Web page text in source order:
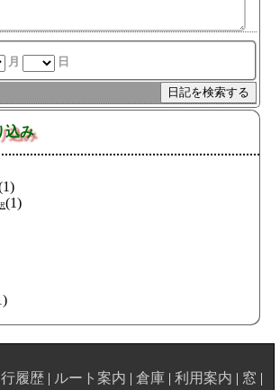
月 日
込み
(1)
履歴 ルート案内 倉庫 利用案内
窓